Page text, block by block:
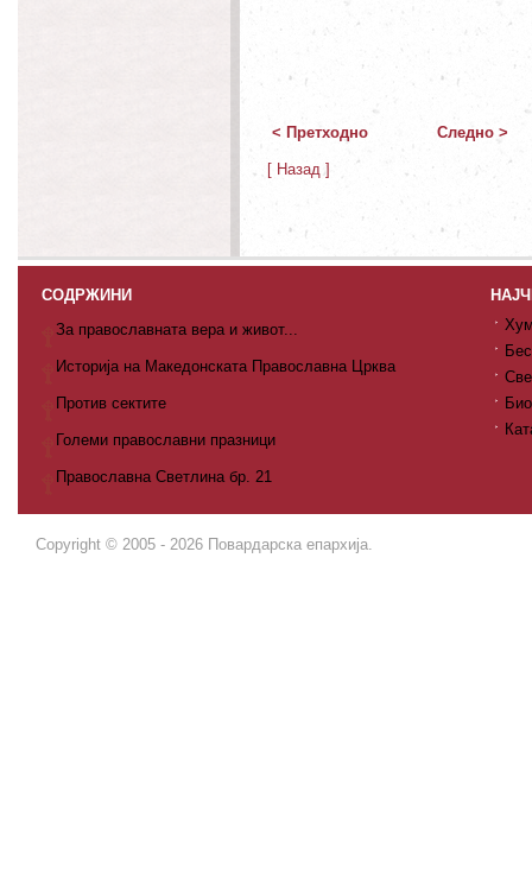
< Претходно Следно >
[ Назад ]
СОДРЖИНИ
За православната вера и живот...
Историја на Македонската Православна Црква
Против сектите
Големи православни празници
Православна Светлина бр. 21
Copyright © 2005 - 2026 Повардарска епархија.